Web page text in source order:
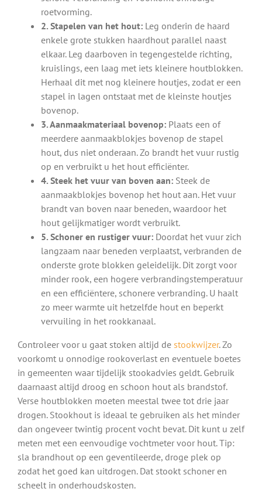
roetvorming.
2. Stapelen van het hout:Leg onderin de haard
enkele grote stukken haardhout parallel naast
elkaar. Leg daarboven in tegengestelde richting,
kruislings, een laag met iets kleinere houtblokken.
Herhaal dit met nog kleinere houtjes, zodat er een
stapel in lagen ontstaat met de kleinste houtjes
bovenop.
3. Aanmaakmateriaal bovenop:Plaats een of
meerdere aanmaakblokjes bovenop de stapel
hout, dus niet onderaan. Zo brandt het vuur rustig
op en verbruikt u het hout efficiënter.
4. Steek het vuur van boven aan:Steek de
aanmaakblokjes bovenop het hout aan. Het vuur
brandt van boven naar beneden, waardoor het
hout gelijkmatiger wordt verbruikt.
5. Schoner en rustiger vuur:Doordat het vuur zich
langzaam naar beneden verplaatst, verbranden de
onderste grote blokken geleidelijk. Dit zorgt voor
minder rook, een hogere verbrandingstemperatuur
en een efficiëntere, schonere verbranding. U haalt
zo meer warmte uit hetzelfde hout en beperkt
vervuiling in het rookkanaal.
Controleer voor u gaat stoken altijd de stookwijzer. Zo
voorkomt u onnodige rookoverlast en eventuele boetes
in gemeenten waar tijdelijk stookadvies geldt. Gebruik
daarnaast altijd droog en schoon hout als brandstof.
Verse houtblokken moeten meestal twee tot drie jaar
drogen. Stookhout is ideaal te gebruiken als het minder
dan ongeveer twintig procent vocht bevat. Dit kunt u zelf
meten met een eenvoudige vochtmeter voor hout. Tip:
sla brandhout op een geventileerde, droge plek op
zodat het goed kan uitdrogen. Dat stookt schoner en
scheelt in onderhoudskosten.